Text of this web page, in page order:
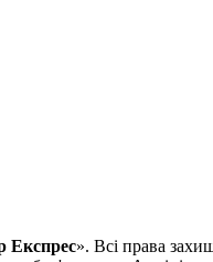
Експрес». Всі права